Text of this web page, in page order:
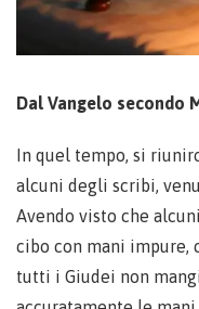
Dal Vangelo secondo
In quel tempo, si
alcuni degli scribi,
Avendo visto che
cibo con mani impure,
tutti i Giudei non